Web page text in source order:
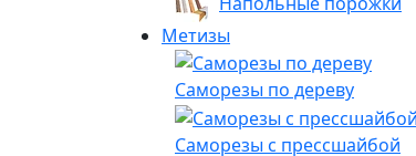
Метизы
Саморезы по дереву
Саморезы с прессшайбой